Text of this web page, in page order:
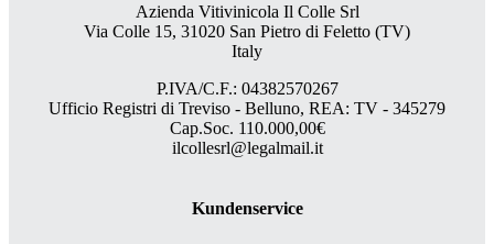
Azienda Vitivinicola Il Colle Srl
Via Colle 15, 31020 San Pietro di Feletto (TV)
Italy
P.IVA/C.F.: 04382570267
Ufficio Registri di Treviso - Belluno, REA: TV - 345279
Cap.Soc. 110.000,00€
ilcollesrl@legalmail.it
Kundenservice